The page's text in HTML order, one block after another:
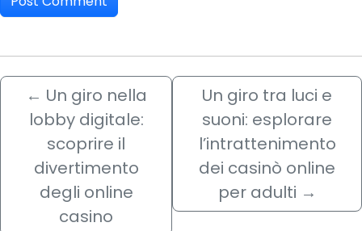
← Un giro nella
lobby digitale:
scoprire il
divertimento
degli online
casino
Un giro tra luci e
suoni: esplorare
l’intrattenimento
dei casinò online
per adulti →